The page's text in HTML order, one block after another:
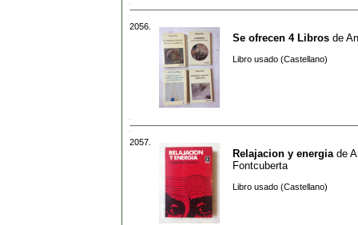
2056.
Se ofrecen 4 Libros de
Libro usado (Castellano)
2057.
Relajacion y energia de
Fontcuberta
Libro usado (Castellano)